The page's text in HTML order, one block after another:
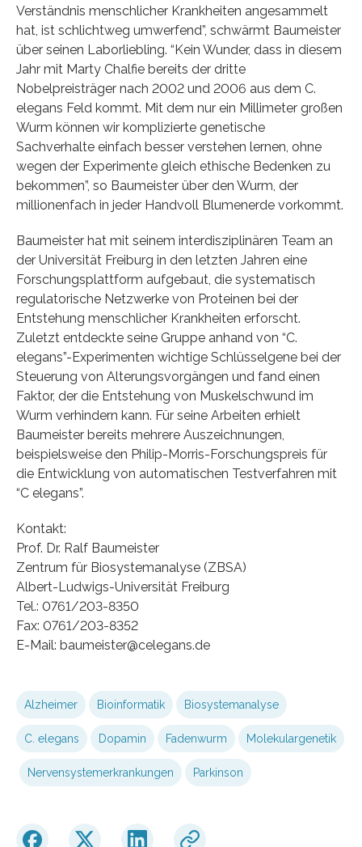
Verständnis menschlicher Krankheiten angesammelt
hat, ist schlichtweg umwerfend”, schwärmt Baumeister
über seinen Laborliebling. “Kein Wunder, dass in diesem
Jahr mit Marty Chalfie bereits der dritte
Nobelpreisträger nach 2002 und 2006 aus dem C.
elegans Feld kommt. Mit dem nur ein Millimeter großen
Wurm können wir komplizierte genetische
Sachverhalte einfach besser verstehen lernen, ohne
wegen der Experimente gleich ethische Bedenken zu
bekommen”, so Baumeister über den Wurm, der
millionenfach in jeder Handvoll Blumenerde vorkommt.
Baumeister hat mit seinem interdisziplinären Team an
der Universität Freiburg in den letzten Jahren eine
Forschungsplattform aufgebaut, die systematisch
regulatorische Netzwerke von Proteinen bei der
Entstehung menschlicher Krankheiten erforscht.
Zuletzt entdeckte seine Gruppe anhand von “C.
elegans”-Experimenten wichtige Schlüsselgene bei der
Steuerung von Alterungsvorgängen und fand einen
Faktor, der die Entstehung von Muskelschwund im
Wurm verhindern kann. Für seine Arbeiten erhielt
Baumeister bereits mehrere Auszeichnungen,
beispielsweise den Philip-Morris-Forschungspreis für
die Entwicklung von automatischen Testverfahren mit
“C elegans”.
Kontakt:
Prof. Dr. Ralf Baumeister
Zentrum für Biosystemanalyse (ZBSA)
Albert-Ludwigs-Universität Freiburg
Tel.: 0761/203-8350
Fax: 0761/203-8352
E-Mail: baumeister@celegans.de
Alzheimer Bioinformatik Biosystemanalyse
C. elegans Dopamin Fadenwurm Molekulargenetik
Nervensystemerkrankungen Parkinson